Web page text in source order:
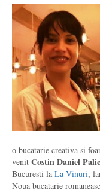
o bucatarie creativa si
venit Costin Daniel
Bucuresti la La Vinuri,
Noua bucatarie